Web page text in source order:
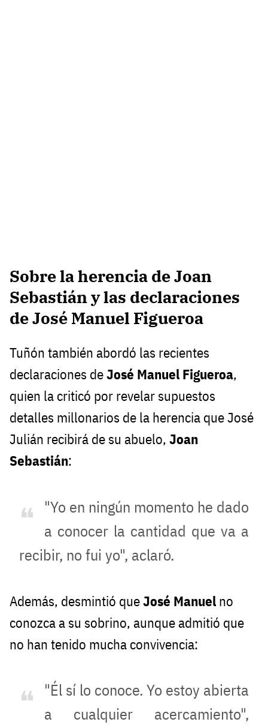
Sobre la herencia de Joan
Sebastián y las declaraciones
de José Manuel Figueroa
Tuñón también abordó las recientes
declaraciones deJosé Manuel Figueroa,
quien la criticó por revelar supuestos
detalles millonarios de la herencia que José
Julián recibirá de su abuelo, Joan
Sebastián:
"Yo en ningún momento he dado
a conocer la cantidad que va a
recibir, no fui yo", aclaró.
Además, desmintió queJosé Manuel no
conozca a su sobrino, aunque admitió que
no han tenido mucha convivencia:
"Él sí lo conoce. Yo estoy abierta
a cualquier acercamiento",